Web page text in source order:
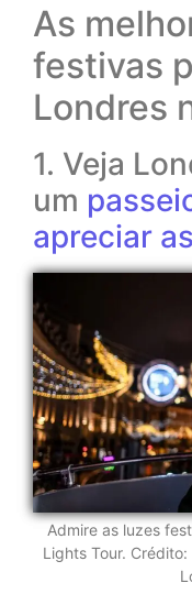
As
festivas
Londres
1. Veja
um
apreciar
Admire as luzes
Lights Tour.